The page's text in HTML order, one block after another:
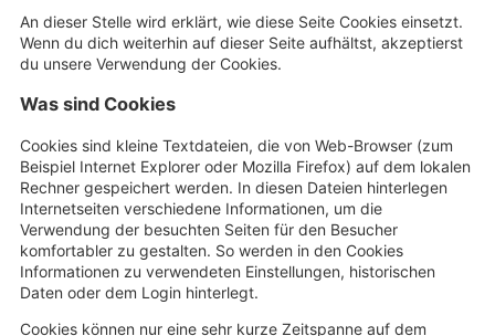
An dieser Stelle wird erklärt, wie diese Seite Cookies einsetzt.
Wenn du dich weiterhin auf dieser Seite aufhältst, akzeptierst
du unsere Verwendung der Cookies.
Was sind Cookies
Cookies sind kleine Textdateien, die von Web-Browser (zum
Beispiel Internet Explorer oder Mozilla Firefox) auf dem lokalen
Rechner gespeichert werden. In diesen Dateien hinterlegen
Internetseiten verschiedene Informationen, um die
Verwendung der besuchten Seiten für den Besucher
komfortabler zu gestalten. So werden in den Cookies
Informationen zu verwendeten Einstellungen, historischen
Daten oder dem Login hinterlegt.
Cookies können nur eine sehr kurze Zeitspanne auf dem